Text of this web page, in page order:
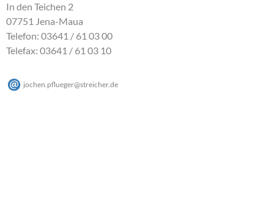
In den Teichen 2
07751 Jena-Maua
Telefon: 03641 / 61 03 00
Telefax: 03641 / 61 03 10
jochen.pflueger@streicher.de